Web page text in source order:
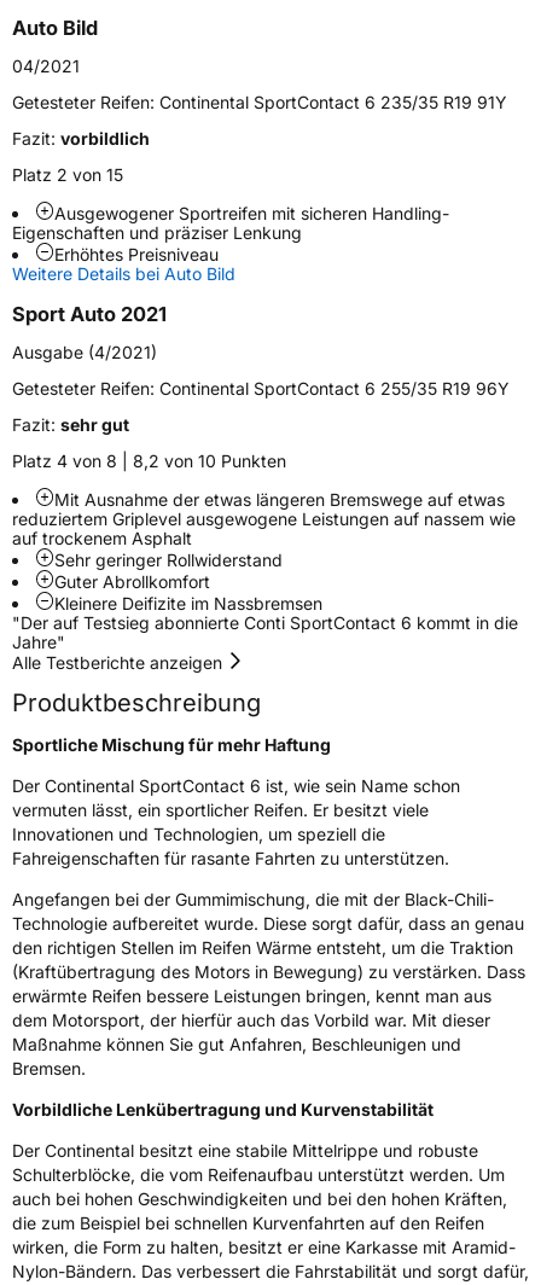
Fahrzeugtyp
Verwendung
ModellnameSportContact 6
FahrzeugartPKW & SUV
Weitere Eigenschaften
SchlauchtypTL
ZustandNeureifen
Verstärkt XL
Felgenschutz
Elektro Ja
Verminderte Geräuschentwicklung
EU Label
Effizienz
NasshaftungA
Rollgeräusch (dB)72
FahrzeugklasseC1
3PMSF / Schneeflockensymbol / Alpine-Symbol Nein
EPREL ID1287110
Allgemeine Produktsicherheit (GPSR)
Herstellerkontakt
Deutschland,
Auto Bild
04/2021
Getesteter Reifen: Continental SportContact 6 235/35 R19 91Y
Fazit: vorbildlich
Platz 2 von 15
Ausgewogener Sportreifen mit sicheren Handling-
Eigenschaften und präziser Lenkung
Erhöhtes Preisniveau
Weitere Details bei Auto Bild
Sport Auto 2021
Ausgabe (4/2021)
Getesteter Reifen: Continental SportContact 6 255/35 R19 96Y
Fazit: sehr gut
Platz 4 von 8 | 8,2 von 10 Punkten
Mit Ausnahme der etwas längeren Bremswege auf etwas
reduziertem Griplevel ausgewogene Leistungen auf nassem wie
auf trockenem Asphalt
Sehr geringer Rollwiderstand
Guter Abrollkomfort
Kleinere Deifizite im Nassbremsen
"Der auf Testsieg abonnierte Conti SportContact 6 kommt in die
Jahre"
Alle Testberichte anzeigen
Produktbeschreibung
Sportliche Mischung für mehr Haftung
Der Continental SportContact 6 ist, wie sein Name schon
vermuten lässt, ein sportlicher Reifen. Er besitzt viele
Innovationen und Technologien, um speziell die
Fahreigenschaften für rasante Fahrten zu unterstützen.
Angefangen bei der Gummimischung, die mit der Black-Chili-
Technologie aufbereitet wurde. Diese sorgt dafür, dass an genau
den richtigen Stellen im Reifen Wärme entsteht, um die Traktion
(Kraftübertragung des Motors in Bewegung) zu verstärken. Dass
erwärmte Reifen bessere Leistungen bringen, kennt man aus
dem Motorsport, der hierfür auch das Vorbild war. Mit dieser
Maßnahme können Sie gut Anfahren, Beschleunigen und
Bremsen.
Vorbildliche Lenkübertragung und Kurvenstabilität
Der Continental besitzt eine stabile Mittelrippe und robuste
Schulterblöcke, die vom Reifenaufbau unterstützt werden. Um
auch bei hohen Geschwindigkeiten und bei den hohen Kräften,
die zum Beispiel bei schnellen Kurvenfahrten auf den Reifen
wirken, die Form zu halten, besitzt er eine Karkasse mit Aramid-
Nylon-Bändern. Das verbessert die Fahrstabilität und sorgt dafür,